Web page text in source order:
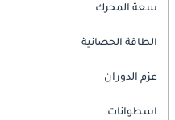
سعة المحرك
الطاقة الحصانية
عزم الدوران
اسطوانات